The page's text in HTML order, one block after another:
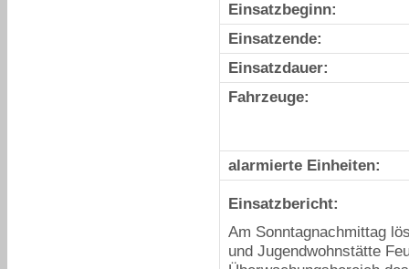
Einsatzbeginn:
Einsatzende:
Einsatzdauer:
Fahrzeuge:
alarmierte Einheiten:
Einsatzbericht:
Am Sonntagnachmittag
und Jugendwohnstätte